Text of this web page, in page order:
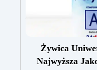
Żywica
Najwyższa